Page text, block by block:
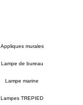
Appliques murales
Lampe de bureau
Lampe marine
Lampes TREPIED